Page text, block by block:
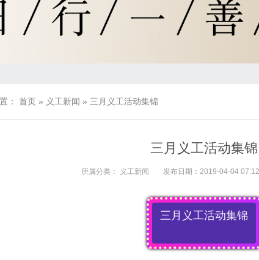
： 首页 » 义工新闻 » 三月义工活动集锦
三月义工活动集锦
所属分类： 义工新闻 发布日期：2019-04-04
三月义工活动集锦